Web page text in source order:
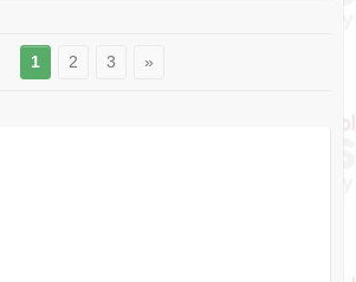
1 2 3 »